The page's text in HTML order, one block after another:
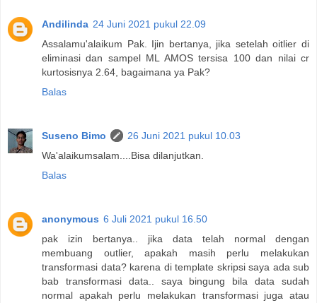
Andilinda 24 Juni 2021 pukul 22.09
Assalamu'alaikum Pak. Ijin bertanya, jika setelah oitlier di
eliminasi dan sampel ML AMOS tersisa 100 dan nilai cr
kurtosisnya 2.64, bagaimana ya Pak?
Balas
Suseno Bimo
26 Juni 2021 pukul 10.03
Wa'alaikumsalam....Bisa dilanjutkan.
Balas
anonymous 6 Juli 2021 pukul 16.50
pak izin bertanya.. jika data telah normal dengan
membuang outlier, apakah masih perlu melakukan
transformasi data? karena di template skripsi saya ada sub
bab transformasi data.. saya bingung bila data sudah
normal apakah perlu melakukan transformasi juga atau